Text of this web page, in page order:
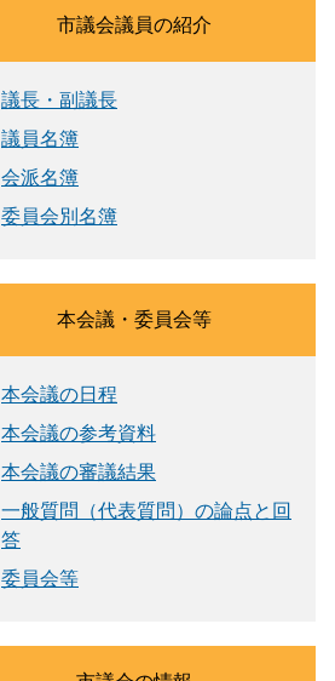
市議会議員の紹介
議長・副議長
議員名簿
会派名簿
委員会別名簿
本会議・委員会等
本会議の日程
本会議の参考資料
本会議の審議結果
一般質問（代表質問）の論点と回
答
委員会等